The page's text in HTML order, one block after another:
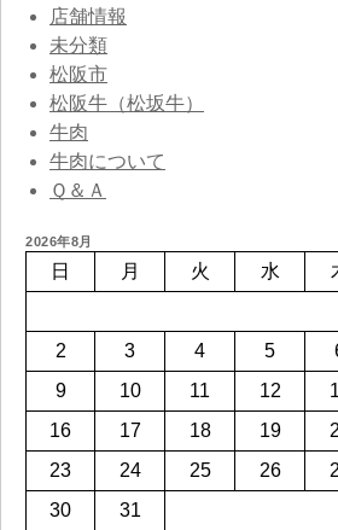
店舗情報
未分類
松阪市
松阪牛（松坂牛）
牛肉
牛肉について
Ｑ＆Ａ
2026年8月
日 月 火 水
2
3 4 5
9
10 11 12
16
17 18 19
23
24 25 26
30
31